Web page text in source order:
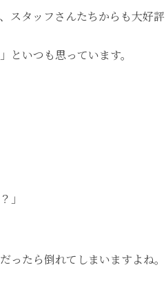
スタッフさんたちからも大好評
いつも思っています。
」
たら倒れてしまいますよね。